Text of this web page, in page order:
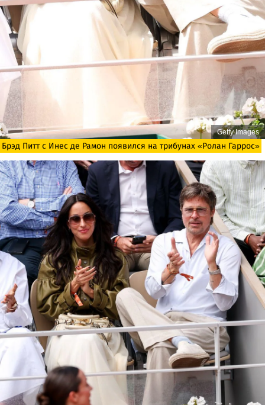
Getty Images
Брэд Питт с Инес де Рамон появился на трибунах «Ролан Гаррос»